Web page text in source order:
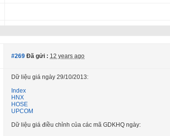
#269 Đã gửi : 12 years ago
Dữ liệu giá ngày 29/10/2013:
Index
HNX
HOSE
UPCOM
Dữ liệu giá điều chỉnh của các mã GDKHQ ngày: